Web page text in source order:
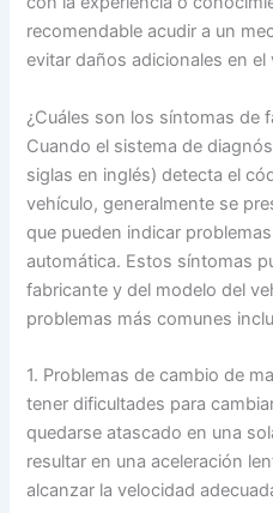
recomendable acudir a un
evitar daños adicionales en el
¿Cuáles son los síntomas de
Cuando el sistema de
siglas en inglés) detecta el
vehículo, generalmente se
que pueden indicar
automática. Estos síntomas
fabricante y del modelo del
problemas más comunes
1. Problemas de cambio de
tener dificultades para
quedarse atascado en una
resultar en una aceleración
alcanzar la velocidad